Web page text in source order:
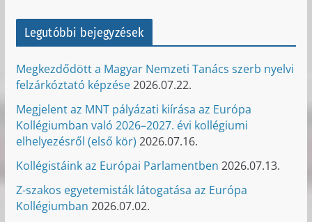
Legutóbbi bejegyzések
Megkezdődött a Magyar Nemzeti Tanács szerb nyelvi
felzárkóztató képzése2026.07.22.
Megjelent az MNT pályázati kiírása az Európa
Kollégiumban való 2026–2027. évi kollégiumi
elhelyezésről (első kör) 2026.07.16.
Kollégistáink az Európai Parlamentben 2026.07.13.
Z-szakos egyetemisták látogatása az Európa
Kollégiumban 2026.07.02.